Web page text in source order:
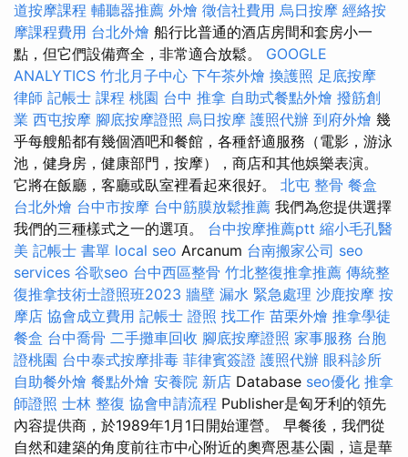
道按摩課程 輔聽器推薦 外燴 徵信社費用 烏日按摩 經絡按
摩課程費用 台北外燴 船行比普通的酒店房間和套房小一
點，但它們設備齊全，非常適合放鬆。 GOOGLE
ANALYTICS 竹北月子中心 下午茶外燴 換護照 足底按摩
律師 記帳士 課程 桃園 台中 推拿 自助式餐點外燴 撥筋創
業 西屯按摩 腳底按摩證照 烏日按摩 護照代辦 到府外燴 幾
乎每艘船都有幾個酒吧和餐館，各種舒適服務（電影，游泳
池，健身房，健康部門，按摩），商店和其他娛樂表演。
它將在飯廳，客廳或臥室裡看起來很好。 北屯 整骨 餐盒
台北外燴 台中市按摩 台中筋膜放鬆推薦 我們為您提供選擇
我們的三種樣式之一的選項。 台中按摩推薦ptt 縮小毛孔醫
美 記帳士 書單 local seo Arcanum 台南搬家公司 seo
services 谷歌seo 台中西區整骨 竹北整復推拿推薦 傳統整
復推拿技術士證照班2023 牆壁 漏水 緊急處理 沙鹿按摩 按
摩店 協會成立費用 記帳士 證照 找工作 苗栗外燴 推拿學徒
餐盒 台中喬骨 二手攤車回收 腳底按摩證照 家事服務 台胞
證桃園 台中泰式按摩排毒 菲律賓簽證 護照代辦 眼科診所
自助餐外燴 餐點外燴 安養院 新店 Database seo優化 推拿
師證照 士林 整復 協會申請流程 Publisher是匈牙利的領先
內容提供商，於1989年1月1日開始運營。 早餐後，我們從
自然和建築的角度前往市中心附近的奧齊恩基公園，這是華